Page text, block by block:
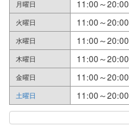
月曜日 11:00～20:00
火曜日 11:00～20:00
水曜日 11:00～20:00
木曜日 11:00～20:00
金曜日 11:00～20:00
土曜日 11:00～20:00